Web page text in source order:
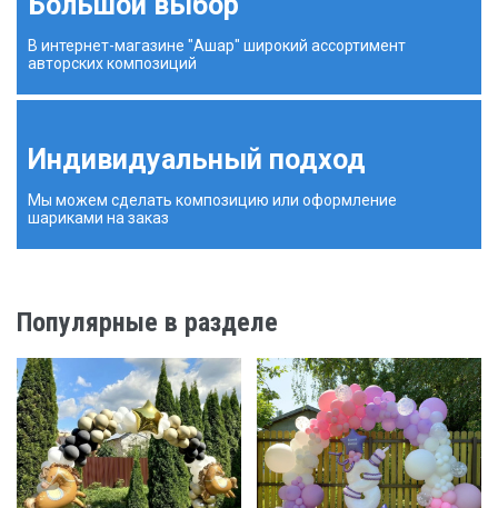
В интернет-магазине "Ашар" широкий ассортимент
авторских композиций
Индивидуальный подход
Мы можем сделать композицию или оформление
шариками на заказ
Популярные в разделе